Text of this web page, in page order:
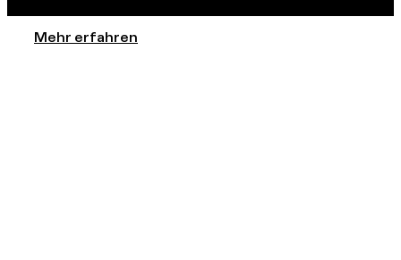
Mehr erfahren